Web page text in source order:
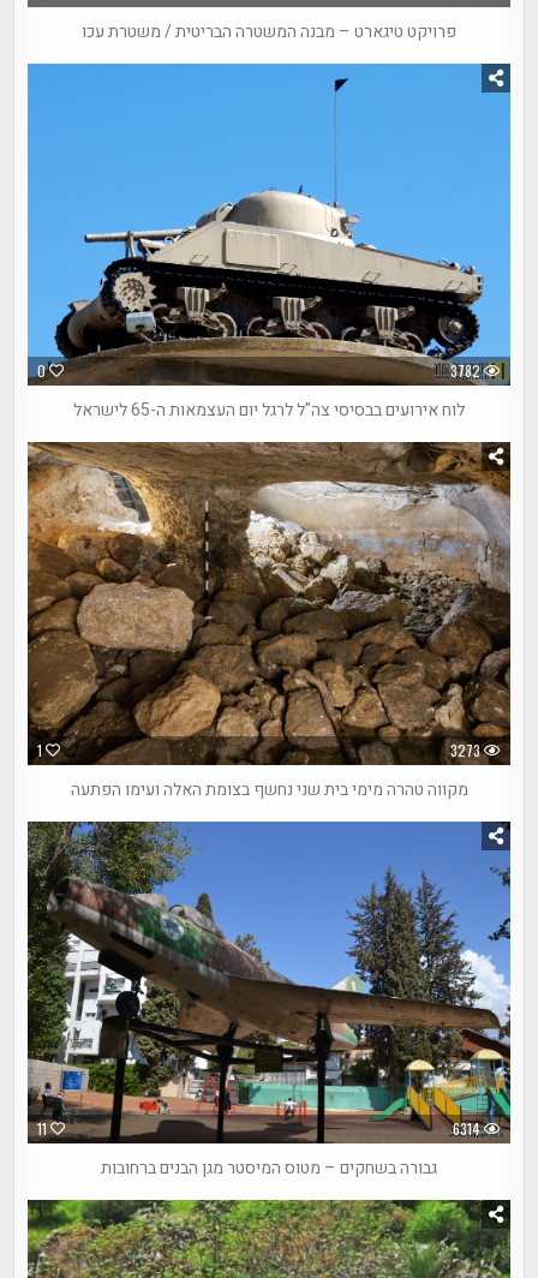
פרויקט טיגארט – מבנה המשטרה הבריטית / משטרת עכו
0 3782
לוח אירועים בבסיסי צה"ל לרגל יום העצמאות ה-65 לישראל
1 3273
מקווה טהרה מימי בית שני נחשף בצומת האלה ועימו הפתעה
11 6314
גבורה בשחקים – מטוס המיסטר מגן הבנים ברחובות